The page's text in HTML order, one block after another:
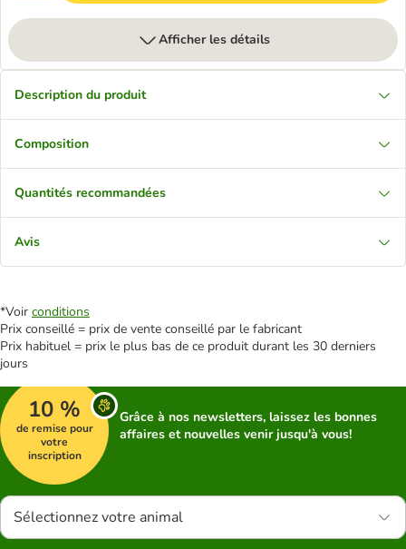
Afficher les détails
Description du produit
Composition
Quantités recommandées
Avis
*Voir conditions
Prix conseillé = prix de vente conseillé par le fabricant
Prix habituel = prix le plus bas de ce produit durant les 30 derniers
jours
10 %
de remise pour
votre
inscription
Grâce à nos newsletters, laissez les bonnes
affaires et nouvelles venir jusqu'à vous!
Sélectionnez votre animal